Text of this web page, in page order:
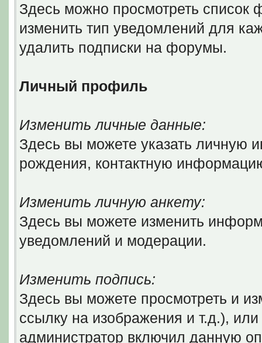
Здесь можно просмотреть
изменить тип уведомлений для
удалить подписки на форумы.
Личный профиль
Изменить личные данные:
Здесь вы можете указать личную
рождения, контактную
Изменить личную анкету:
Здесь вы можете изменить
уведомлений и модерации.
Изменить подпись:
Здесь вы можете просмотреть и
ссылку на изображения и т.д.),
администратор включил данную